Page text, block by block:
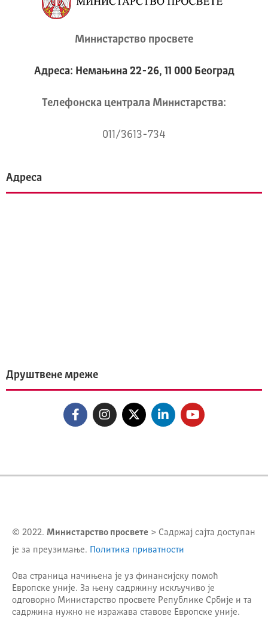
Министарство просвете
Адреса: Немањина 22-26, 11 000 Београд
Телeфонска централа Mинистарства:
011/3613-734
Адреса
Друштвене мреже
© 2022. Министарство просвете > Садржај сајта доступан
је за преузимање.
Политика приватности
Ова страница начињена је уз финансијску помоћ
Европске уније. За њену садржину искључиво је
одговорно Министарство просвете Републике Србије и та
садржина нужно не изражава ставове Европске уније.